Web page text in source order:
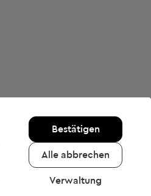
Bestätigen
Alle abbrechen
Verwaltung